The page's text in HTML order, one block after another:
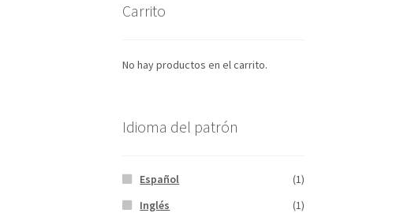
Carrito
No hay productos en el carrito.
Idioma del patrón
Español
(1)
Inglés
(1)